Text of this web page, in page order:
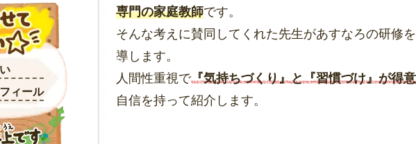
専門の家庭教師です。
そんな考えに賛同してくれた先生があすなろの研修
導します。
人間性重視で『気持ちづくり』と『習慣づけ』が得
自信を持って紹介します。
ィール